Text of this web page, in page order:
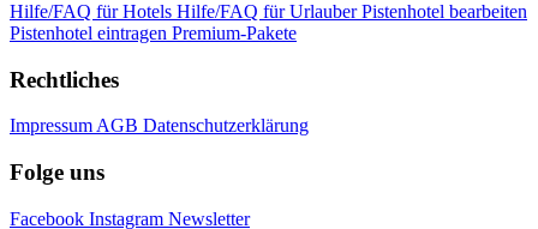
Hilfe/FAQ für Hotels Hilfe/FAQ für UrlauberPistenhotel bearbeiten
Pistenhotel eintragen Premium-Pakete
Rechtliches
ImpressumAGB Datenschutzerklärung
Folge uns
Facebook Instagram Newsletter